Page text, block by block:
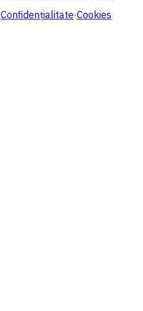
Confidențialitate·Cookies